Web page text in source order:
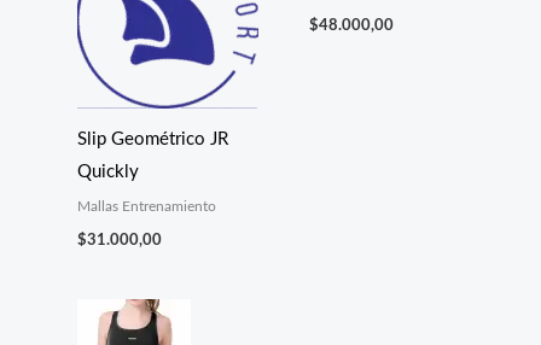
Slip Geométrico JR
Quickly
Mallas Entrenamiento
$31.000,00
$48.000,00